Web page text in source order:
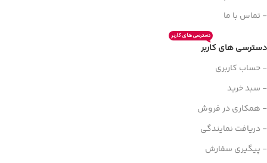
- تماس با ما
دسترسی های کاربر
دسترسی های کاربر
- حساب کاربری
- سبد خرید
- همکاری در فروش
- دریافت نمایندگی
- پیگیری سفارش